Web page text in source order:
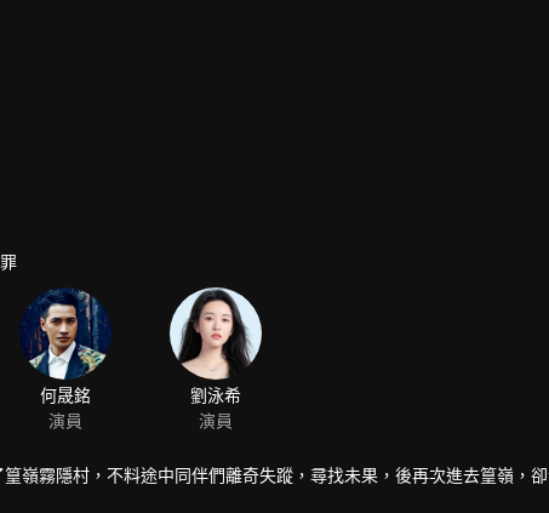
何晟銘
演員
劉泳希
演員
嶺霧隱村，不料途中同伴們離奇失蹤，尋找未果，後再次進去篁嶺，